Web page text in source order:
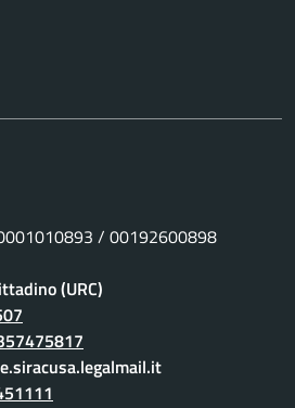
/ 00192600898
(URC)